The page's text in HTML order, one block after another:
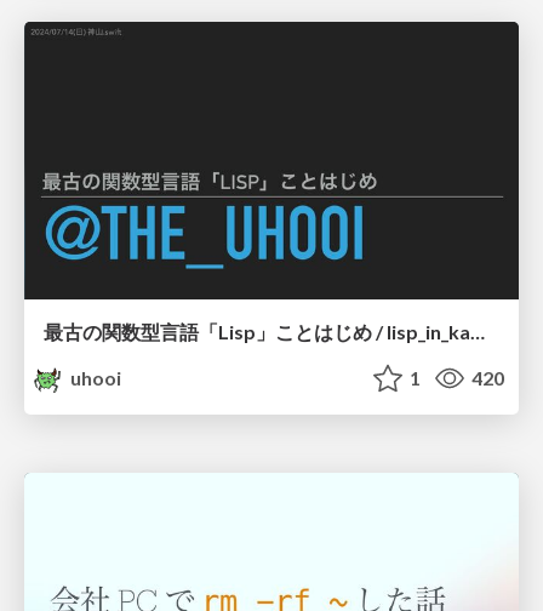
最古の関数型言語「Lisp」ことはじめ / lisp_in_kamiyama
uhooi
1 420